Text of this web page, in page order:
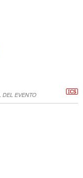
DEL EVENTO